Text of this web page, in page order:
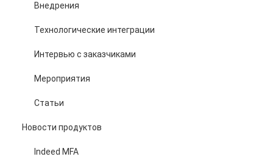
Внедрения
Технологические интеграции
Интервью с заказчиками
Мероприятия
Статьи
Новости продуктов
Indeed MFA